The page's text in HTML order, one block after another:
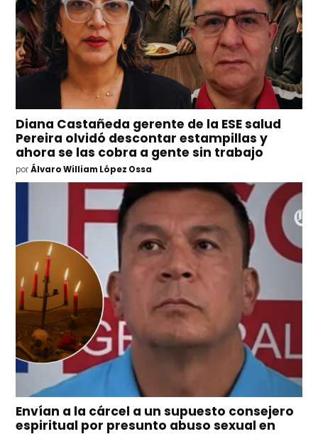
Diana Castañeda gerente de la ESE salud
Pereira olvidó descontar estampillas y
ahora se las cobra a gente sin trabajo
por Álvaro William López Ossa
Envían a la cárcel a un supuesto consejero
espiritual por presunto abuso sexual en